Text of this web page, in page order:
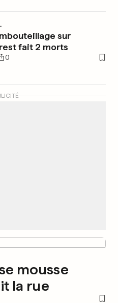
sur
fait 2 morts
0
mousse
la rue